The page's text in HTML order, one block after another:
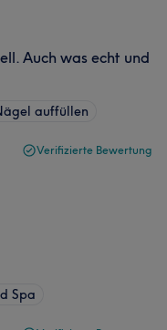
Auch was echt und
auffüllen
Verifizierte Bewertung
Spa